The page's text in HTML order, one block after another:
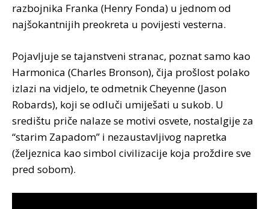
razbojnika Franka (Henry Fonda) u jednom od
najšokantnijih preokreta u povijesti vesterna.
Pojavljuje se tajanstveni stranac, poznat samo kao
Harmonica (Charles Bronson), čija prošlost polako
izlazi na vidjelo, te odmetnik Cheyenne (Jason
Robards), koji se odluči umiješati u sukob. U
središtu priče nalaze se motivi osvete, nostalgije za
“starim Zapadom” i nezaustavljivog napretka
(željeznica kao simbol civilizacije koja proždire sve
pred sobom).